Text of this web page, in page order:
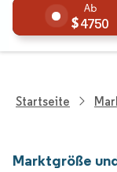
4750
Startseite
Marktgröße